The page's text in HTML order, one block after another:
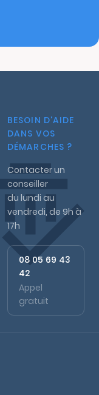
BESOIN D'AIDE
DANS VOS
DÉMARCHES ?
Contacter un
conseiller
du lundi au
vendredi, de 9h à
17h
08 05 69 43
42
Appel
gratuit